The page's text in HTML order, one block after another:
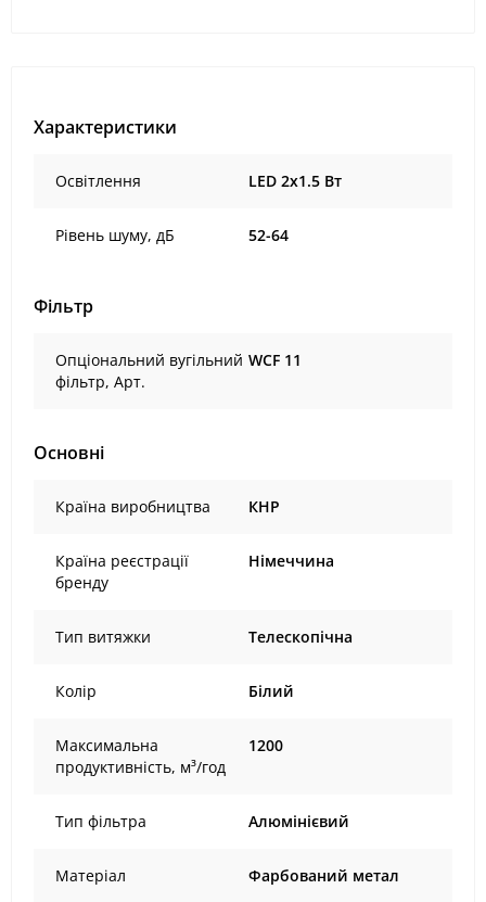
Характеристики
Освітлення LED 2x1.5 Вт
Рівень шуму, дБ 52-64
Фільтр
Опціональний вугільний
фільтр, Арт.
WCF 11
Основні
Країна виробництва КНР
Країна реєстрації
бренду
Німеччина
Тип витяжки Телескопічна
Колір Білий
Максимальна
продуктивність, м³/год
1200
Тип фільтра Алюмінієвий
Матеріал Фарбований метал